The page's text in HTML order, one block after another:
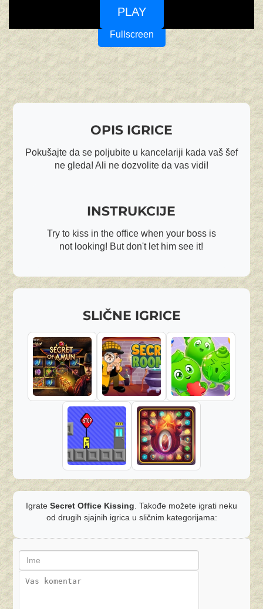
PLAY
Fullscreen
OPIS IGRICE
Pokušajte da se poljubite u kancelariji kada vaš šef
ne gleda! Ali ne dozvolite da vas vidi!
INSTRUKCIJE
Try to kiss in the office when your boss is
not looking! But don't let him see it!
SLIČNE IGRICE
Igrate Secret Office Kissing . Takođe možete igrati neku
od drugih sjajnih igrica u sličnim kategorijama: